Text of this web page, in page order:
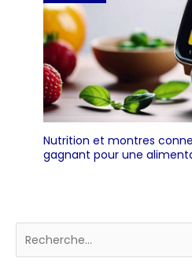
Nutrition et montres
gagnant pour une
Rechercher